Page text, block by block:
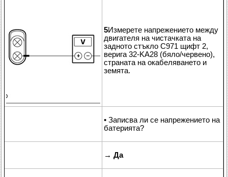
5Измерете напрежението между
двигателя на чистачката на
задното стъкло C971 щифт 2,
верига 32-KA28 (бяло/червено),
страната на окабеляването и
земята.
• Записва ли се напрежението на
батерията?
→ Да